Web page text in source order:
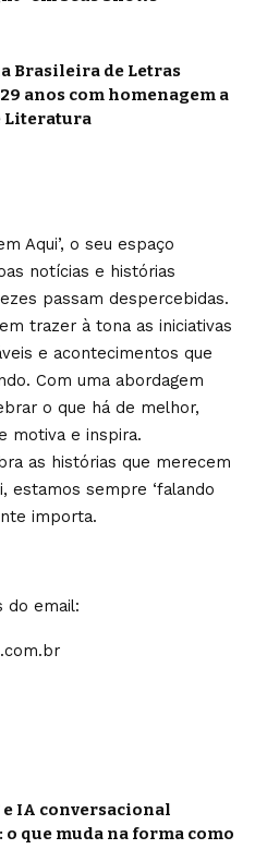
Brasileira de Letras
anos com homenagem a
Literatura
Aqui’, o seu espaço
notícias e histórias
passam despercebidas.
trazer à tona as iniciativas
e acontecimentos que
Com uma abordagem
o que há de melhor,
motiva e inspira.
as histórias que merecem
estamos sempre ‘falando
importa.
do email:
e IA conversacional
o que muda na forma como